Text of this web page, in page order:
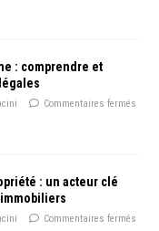
: comprendre et
Commentaires fermés
: un acteur clé
Commentaires fermés